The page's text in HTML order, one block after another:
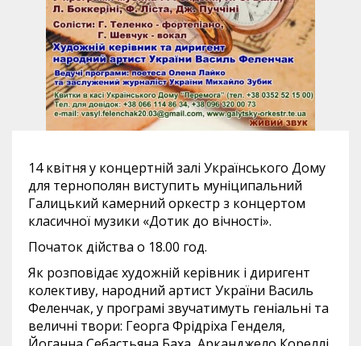
14 квітня у концертній залі Українського Дому
для тернополян виступить муніципальний
Галицький камерний оркестр з концертом
класичної музики «Дотик до вічності».
Початок дійства о 18.00 год.
Як розповідає художній керівник і диригент
колективу, народний артист України Василь
Феленчак, у програмі звучатимуть геніальні та
величні твори: Георга Фрідріха Генделя,